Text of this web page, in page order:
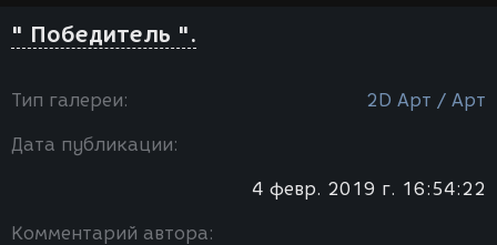
" Победитель ".
Тип галереи: 2D Арт / Арт
Дата публикации:
4 февр. 2019 г. 16:54:22
Комментарий автора: